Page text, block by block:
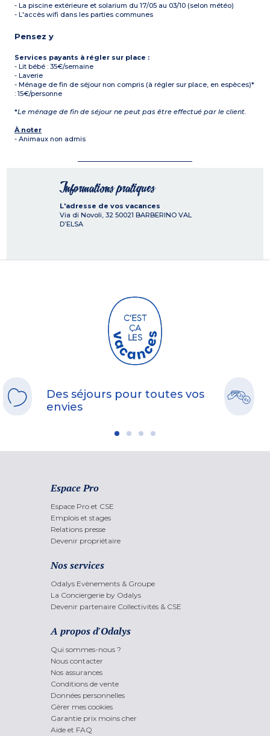
- La piscine extérieure et solarium du 17/05 au 03/10 (selon météo)
- L'accès wifi dans les parties communes
Pensez y
Services payants à régler sur place :
- Lit bébé : 35€/semaine
- Laverie
- Ménage de fin de séjour non compris (à régler sur place, en espèces)*
: 15€/personne
*Le ménage de fin de séjour ne peut pas être effectué par le client.
À noter
- Animaux non admis
Informations pratiques
L'adresse de vos vacances
Via di Novoli, 32 50021 BARBERINO VAL
D’ELSA
Des séjours pour toutes vos
envies
Espace Pro
Espace Pro et CSE
Emplois et stages
Relations presse
Devenir propriétaire
Nos services
Odalys Evènements & Groupe
La Conciergerie by Odalys
Devenir partenaire Collectivités & CSE
A propos d'Odalys
Qui sommes-nous ?
Nous contacter
Nos assurances
Conditions de vente
Données personnelles
Gérer mes cookies
Garantie prix moins cher
Aide et FAQ